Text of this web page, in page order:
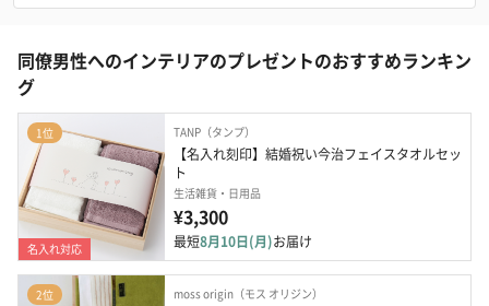
同僚男性へのインテリアのプレゼントのおすすめランキン
グ
1位
名入れ対応
TANP（タンプ）
【名入れ刻印】結婚祝い今治フェイスタオルセッ
ト
生活雑貨・日用品
¥3,300
最短8月10日(月)お届け
2位 moss origin（モス オリジン）